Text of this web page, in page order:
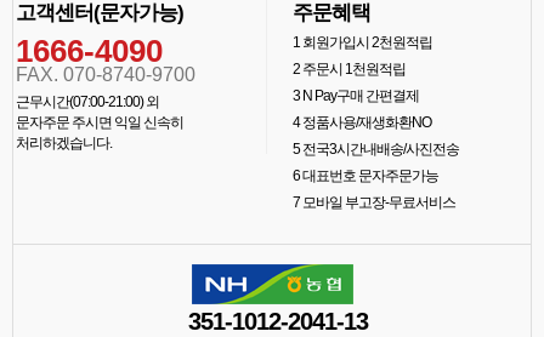
고객센터(문자가능)
1666-4090
FAX. 070-8740-9700
근무시간(07:00-21:00) 외
문자주문 주시면 익일 신속히
처리하겠습니다.
주문혜택
1회원가입시 2천원적립
2주문시 1천원적립
3N Pay구매 간편결제
4정품사용/재생화환NO
5전국3시간내배송/사진전송
6대표번호 문자주문가능
7모바일 부고장-무료서비스
351-1012-2041-13